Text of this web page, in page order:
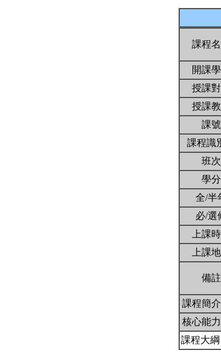
課程
開課
授課
授課
課號
課程識
班次
學分
全/半
必/選
上課
上課
備註
課程簡
核心能
課程大綱